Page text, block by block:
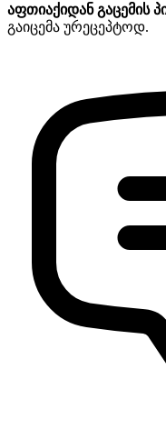
აფთიაქიდან გაცემის
გაიცემა ურეცეპტოდ.